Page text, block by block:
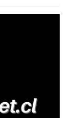
horas en el
medio de la
empujado al